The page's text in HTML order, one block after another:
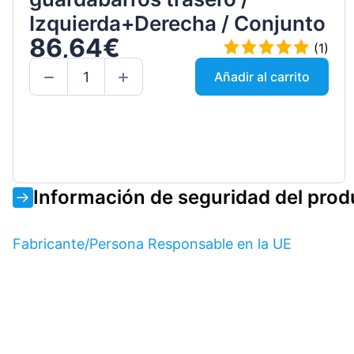
Izquierda+Derecha / Conjunto
86,64€
(1)
Añadir al carrito
Información de seguridad del
Fabricante/Persona Responsable en la UE